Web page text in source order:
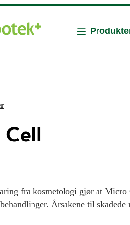
fra kosmetologi gjør at Micro
Årsakene til